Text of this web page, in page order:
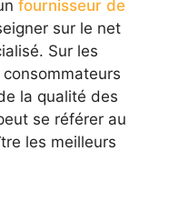
fournisseur de
sur le net
Sur les
la qualité des
se référer au
les meilleurs